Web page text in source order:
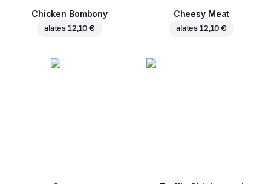
Chicken Bombony
alates 12,10 €
Cheesy Meat
alates 12,10 €